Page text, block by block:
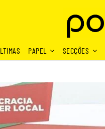
PAPEL SECÇÕES